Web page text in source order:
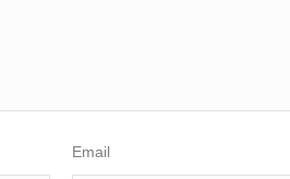
Email